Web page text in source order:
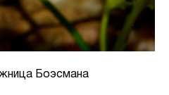
Боэсмана